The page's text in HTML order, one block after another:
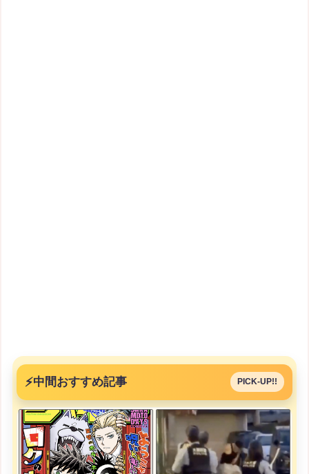
⚡中間おすすめ記事 PICK-UP!!